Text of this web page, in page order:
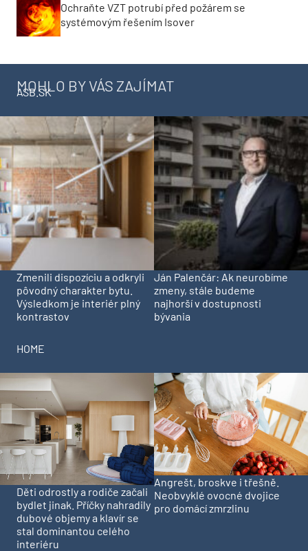
Ochraňte VZT potrubí před požárem se
systémovým řešením Isover
MOHLO BY VÁS ZAJÍMAT
ASB.SK
Zmenili dispozíciu a odkryli
pôvodný charakter bytu.
Výsledkom je interiér plný
kontrastov
Ján Palenčár: Ak neurobíme
zmeny, stále budeme
najhorší v dostupnosti
bývania
HOME
Děti odrostly a rodiče začali
bydlet jinak. Příčky nahradily
dubové objemy a klavír se
stal dominantou celého
interiéru
Angrešt, broskve i třešně.
Neobvyklé ovocné dvojice
pro domácí zmrzlinu